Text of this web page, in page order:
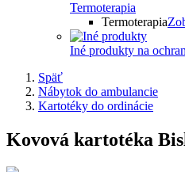
Termoterapia
Termoterapia
Iné produkty na
Späť
Nábytok do ambulancie
Kartotéky do ordinácie
Kovová kartotéka